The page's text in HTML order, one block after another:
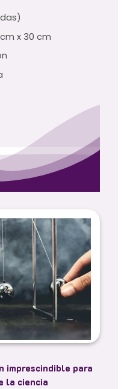
x 30 cm
imprescindible para
la ciencia